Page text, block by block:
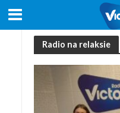
Radio na relaksie